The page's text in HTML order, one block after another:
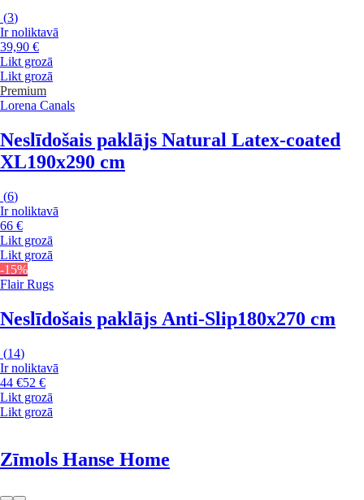
(3)
Ir noliktavā
39,90 €
Likt grozā
Likt grozā
Premium
Lorena Canals
Neslīdošais paklājs Natural Latex-coated
XL190x290 cm
(6)
Ir noliktavā
66 €
Likt grozā
Likt grozā
-15%
Flair Rugs
Neslīdošais paklājs Anti-Slip180x270 cm
(14)
Ir noliktavā
44 €52 €
Likt grozā
Likt grozā
Zīmols Hanse Home